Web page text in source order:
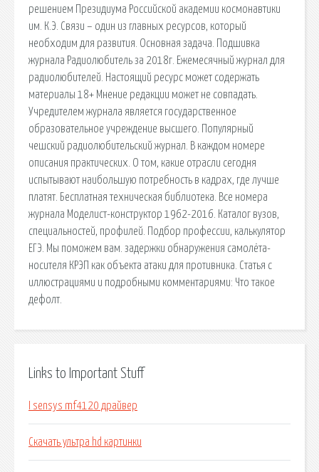
решением Президиума Российской академии космонавтики
им. К.Э. Связи – один из главных ресурсов, который
необходим для развития. Основная задача. Подшивка
журнала Радиолюбитель за 2018г. Ежемесячный журнал для
радиолюбителей. Настоящий ресурс может содержать
материалы 18+ Мнение редакции может не совпадать.
Учредителем журнала является государственное
образовательное учреждение высшего. Популярный
чешский радиолюбительский журнал. В каждом номере
описания практических. О том, какие отрасли сегодня
испытывают наибольшую потребность в кадрах, где лучше
платят. Бесплатная техническая библиотека. Все номера
журнала Моделист-конструктор 1962-2016. Каталог вузов,
специальностей, профилей. Подбор профессии, калькулятор
ЕГЭ. Мы поможем вам. задержки обнаружения самолёта-
носителя КРЭП как объекта атаки для противника. Статья с
иллюстрациями и подробными комментариями: Что такое
дефолт.
Links to Important Stuff
I sensys mf4120 драйвер
Скачать ультра hd картинки